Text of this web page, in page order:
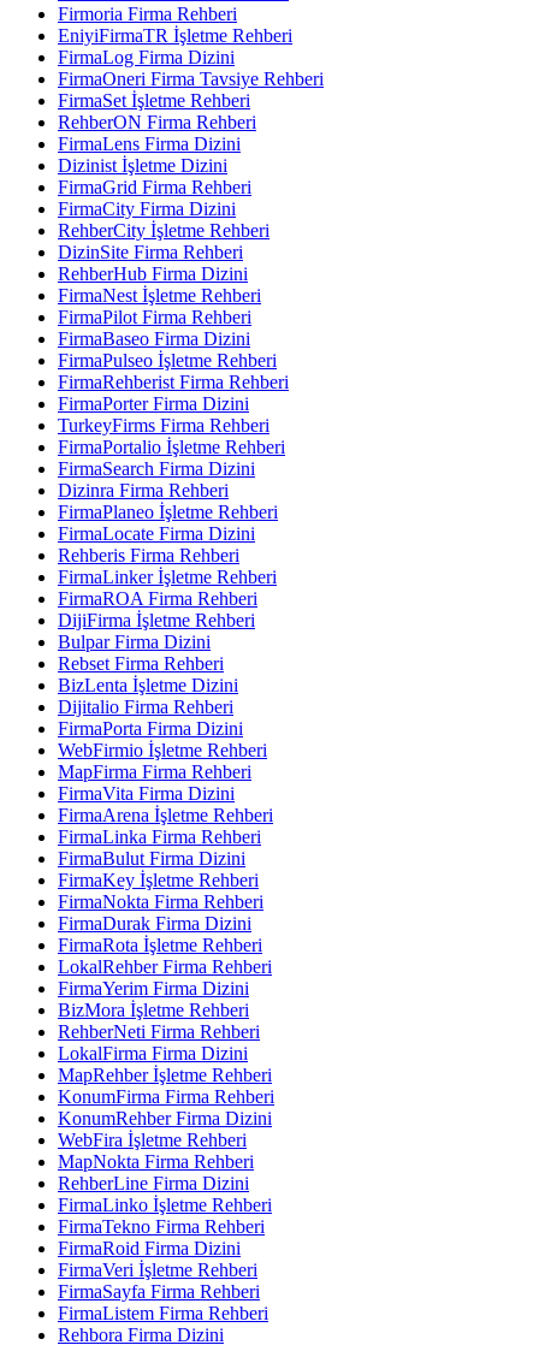
Firmoria Firma Rehberi
EniyiFirmaTR İşletme Rehberi
FirmaLog Firma Dizini
FirmaOneri Firma Tavsiye Rehberi
FirmaSet İşletme Rehberi
RehberON Firma Rehberi
FirmaLens Firma Dizini
Dizinist İşletme Dizini
FirmaGrid Firma Rehberi
FirmaCity Firma Dizini
RehberCity İşletme Rehberi
DizinSite Firma Rehberi
RehberHub Firma Dizini
FirmaNest İşletme Rehberi
FirmaPilot Firma Rehberi
FirmaBaseo Firma Dizini
FirmaPulseo İşletme Rehberi
FirmaRehberist Firma Rehberi
FirmaPorter Firma Dizini
TurkeyFirms Firma Rehberi
FirmaPortalio İşletme Rehberi
FirmaSearch Firma Dizini
Dizinra Firma Rehberi
FirmaPlaneo İşletme Rehberi
FirmaLocate Firma Dizini
Rehberis Firma Rehberi
FirmaLinker İşletme Rehberi
FirmaROA Firma Rehberi
DijiFirma İşletme Rehberi
Bulpar Firma Dizini
Rebset Firma Rehberi
BizLenta İşletme Dizini
Dijitalio Firma Rehberi
FirmaPorta Firma Dizini
WebFirmio İşletme Rehberi
MapFirma Firma Rehberi
FirmaVita Firma Dizini
FirmaArena İşletme Rehberi
FirmaLinka Firma Rehberi
FirmaBulut Firma Dizini
FirmaKey İşletme Rehberi
FirmaNokta Firma Rehberi
FirmaDurak Firma Dizini
FirmaRota İşletme Rehberi
LokalRehber Firma Rehberi
FirmaYerim Firma Dizini
BizMora İşletme Rehberi
RehberNeti Firma Rehberi
LokalFirma Firma Dizini
MapRehber İşletme Rehberi
KonumFirma Firma Rehberi
KonumRehber Firma Dizini
WebFira İşletme Rehberi
MapNokta Firma Rehberi
RehberLine Firma Dizini
FirmaLinko İşletme Rehberi
FirmaTekno Firma Rehberi
FirmaRoid Firma Dizini
FirmaVeri İşletme Rehberi
FirmaSayfa Firma Rehberi
FirmaListem Firma Rehberi
Rehbora Firma Dizini